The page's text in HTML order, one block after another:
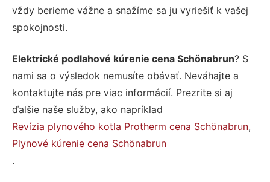
vždy berieme vážne a snažíme sa ju vyriešiť k vašej
spokojnosti.
Elektrické podlahové kúrenie cena Schönabrun? S
nami sa o výsledok nemusíte obávať. Neváhajte a
kontaktujte nás pre viac informácií. Prezrite si aj
ďalšie naše služby, ako napríklad
Revízia plynového kotla Protherm cena Schönabrun,
Plynové kúrenie cena Schönabrun
.